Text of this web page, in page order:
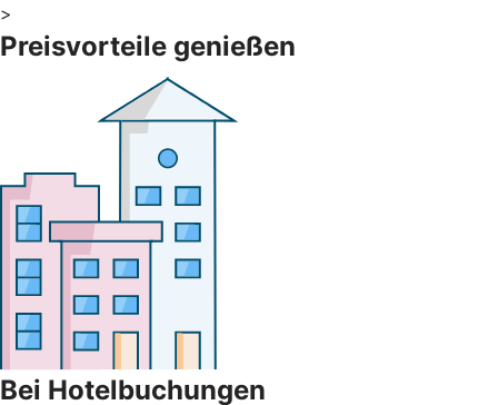
>
Preisvorteile genießen
Bei Hotelbuchungen